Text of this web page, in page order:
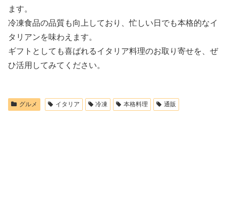
ます。
冷凍食品の品質も向上しており、忙しい日でも本格的なイ
タリアンを味わえます。
ギフトとしても喜ばれるイタリア料理のお取り寄せを、ぜ
ひ活用してみてください。
グルメ イタリア 冷凍 本格料理 通販